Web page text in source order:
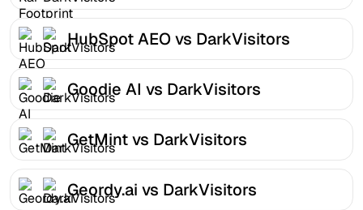
HubSpot AEO vs DarkVisitors
Goodie AI vs DarkVisitors
GetMint vs DarkVisitors
Geordy.ai vs DarkVisitors